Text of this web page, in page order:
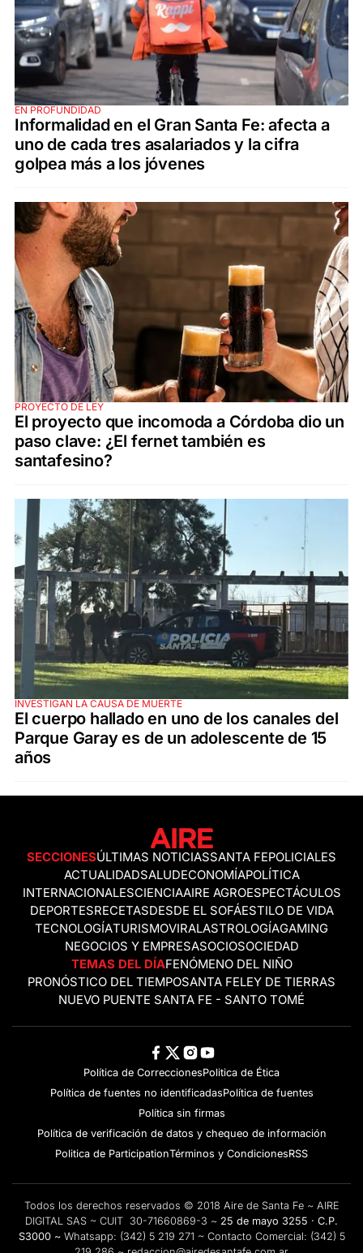
EN PROFUNDIDAD
Informalidad en el Gran Santa Fe: afecta a
uno de cada tres asalariados y la cifra
golpea más a los jóvenes
PROYECTO DE LEY
El proyecto que incomoda a Córdoba dio un
paso clave: ¿El fernet también es
santafesino?
INVESTIGAN LA CAUSA DE MUERTE
El cuerpo hallado en uno de los canales del
Parque Garay es de un adolescente de 15
años
SECCIONESÚLTIMAS NOTICIASSANTA FEPOLICIALES
ACTUALIDADSALUDECONOMÍAPOLÍTICA
INTERNACIONALESCIENCIAAIRE AGROESPECTÁCULOS
DEPORTESRECETASDESDE EL SOFÁESTILO DE VIDA
TECNOLOGÍATURISMOVIRALASTROLOGÍAGAMING
NEGOCIOS Y EMPRESASOCIOSOCIEDAD
TEMAS DEL DÍAFENÓMENO DEL NIÑO
PRONÓSTICO DEL TIEMPOSANTA FELEY DE TIERRAS
NUEVO PUENTE SANTA FE - SANTO TOMÉ
Política de CorreccionesPolitica de Ética
Política de fuentes no identificadasPolítica de fuentes
Política sin firmas
Política de verificación de datos y chequeo de información
Politica de ParticipationTérminos y CondicionesRSS
Todos los derechos reservados © 2018 Aire de Santa Fe ~ AIRE
DIGITAL SAS ~ CUIT 30-71660869-3 ~ 25 de mayo 3255 · C.P.
S3000 ~ Whatsapp: (342) 5 219 271 ~ Contacto Comercial: (342) 5